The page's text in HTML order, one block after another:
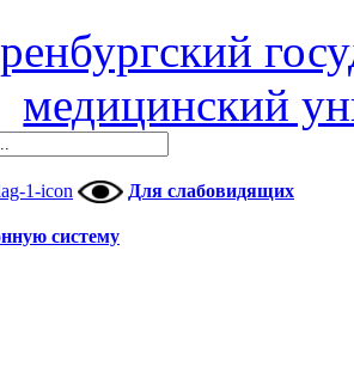
медицинский
Для слабовидящих
систему